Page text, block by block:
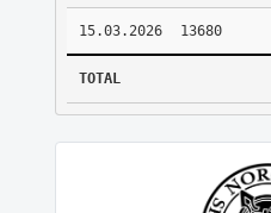
15.03.2026 13680
TOTAL